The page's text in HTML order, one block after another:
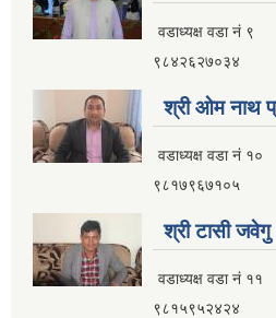
वडाध्यक्ष वडा नं ९
९८४२६२७०३४
श्री ओम नाथ
वडाध्यक्ष वडा नं १०
९८१७९६७१०५
श्री टासी जवेगु
वडाध्यक्ष वडा नं ११
९८१५९५२४२४